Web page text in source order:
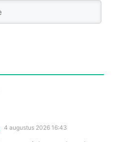
4 augustus 2026 16:43